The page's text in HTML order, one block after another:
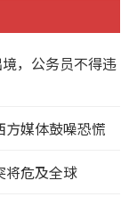
，公务员不得违
媒体鼓噪恐慌
将危及全球